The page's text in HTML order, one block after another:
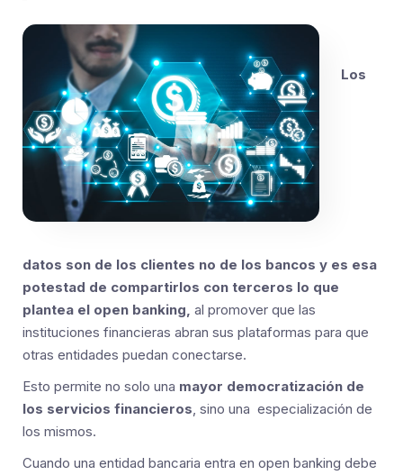
Los
datos son de los clientes no de los bancos y es esa
potestad de compartirlos con terceros lo que
plantea el open banking, al promover que las
instituciones financieras abran sus plataformas para que
otras entidades puedan conectarse.
Esto permite no solo una mayor democratización de
los servicios financieros , sino una especialización de
los mismos.
Cuando una entidad bancaria entra en open banking debe